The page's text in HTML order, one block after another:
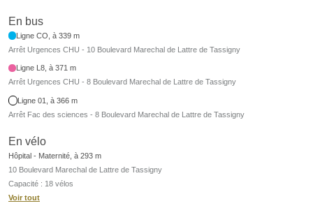
En bus
Ligne CO, à 339 m
Arrêt Urgences CHU - 10 Boulevard Marechal de Lattre de Tassigny
Ligne L8, à 371 m
Arrêt Urgences CHU - 8 Boulevard Marechal de Lattre de Tassigny
Ligne 01, à 366 m
Arrêt Fac des sciences - 8 Boulevard Marechal de Lattre de Tassigny
En vélo
Hôpital - Maternité, à 293 m
10 Boulevard Marechal de Lattre de Tassigny
Capacité : 18 vélos
Voir tout